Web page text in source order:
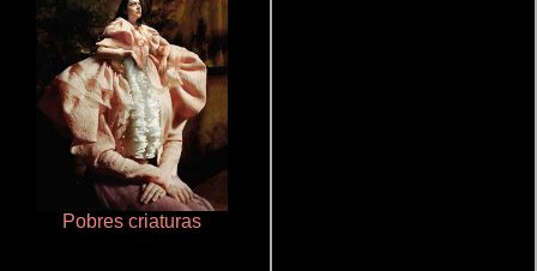
Pobres criaturas